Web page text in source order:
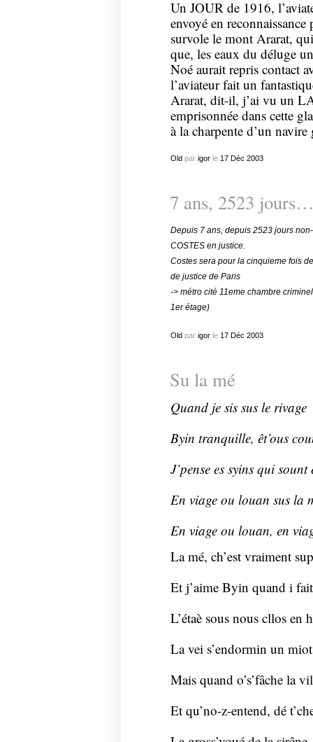
Un JOUR de 1916,
envoyé en
survole le mont Ararat,
que, les eaux du déluge
Noé aurait repris contact
l’aviateur fait un
Ararat, dit-il, j’ai vu un
emprisonnée dans cette
à la charpente d’un
Oldpar igorle 17 Déc 2003
7 ans, 2523
Depuis 7 ans, depuis 2523 jours
COSTESen justice.
Costes sera pour la cinquieme fois
de justice de Paris
-> métro cité 11eme chambre
1er étage)
Oldpar igorle 17 Déc 2003
Su la mé
Quand je sis sus le rivage
Byin tranquille, êt’ous
J’pense es syins qui sount
En viage ou louan sus la
En viage ou louan, en
La mé, ch’est vraiment
Et j’aime Byin quand i
L’étaè sous nous cllos en
La vei s’endormin un
Mais quand o’s’fâche la
Et qu’no-z-entend, dé